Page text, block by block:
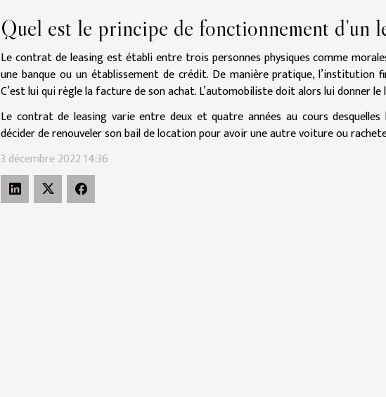
Quel est le principe de fonctionnement d’un
Le contrat de leasing est établi entre trois personnes physiques comme
une banque ou un établissement de crédit. De manière pratique, l’institution
C’est lui qui règle la facture de son achat. L’automobiliste doit alors lui donner
Le contrat de leasing varie entre deux et quatre années au cours
décider de renouveler son bail de location pour avoir une autre voiture ou
3 décembre 2022 14:36